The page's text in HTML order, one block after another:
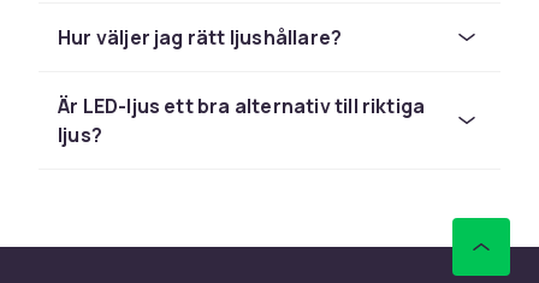
personligt
Ljusstakar
Hur väljer jag rätt ljushållare?
Är LED-ljus ett bra alternativ till riktiga
ljus?